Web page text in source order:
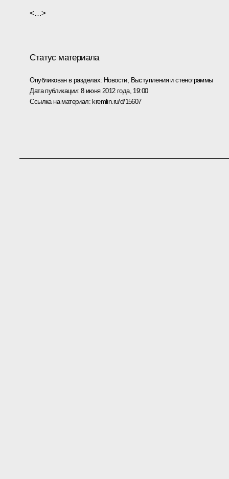
<…>
Статус материала
Опубликован в разделах: Новости, Выступления и стенограммы
Дата публикации:8 июня 2012 года, 19:00
Ссылка на материал: kremlin.ru/d/15607